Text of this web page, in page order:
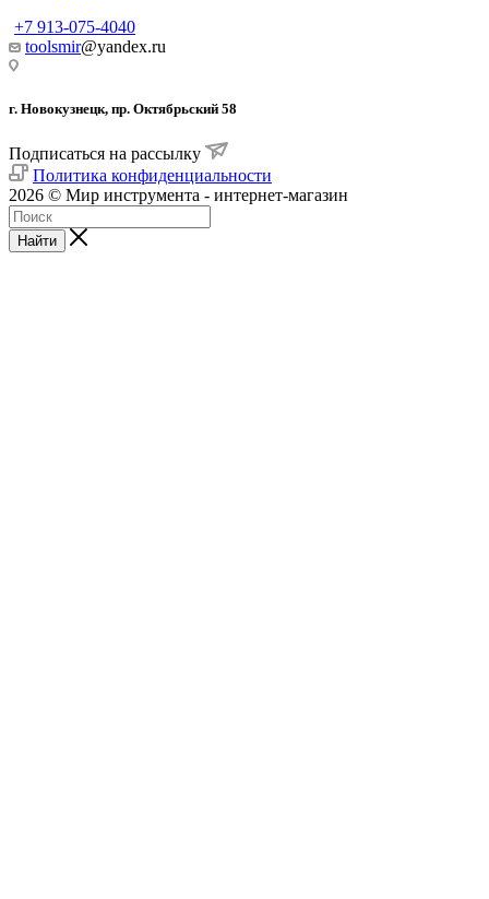
+7 913-075-4040
toolsmir@yandex.ru
г. Новокузнецк, пр. Октябрьский 58
Подписаться на рассылку
Политика конфиденциальности
2026 © Мир инструмента - интернет-магазин
Найти